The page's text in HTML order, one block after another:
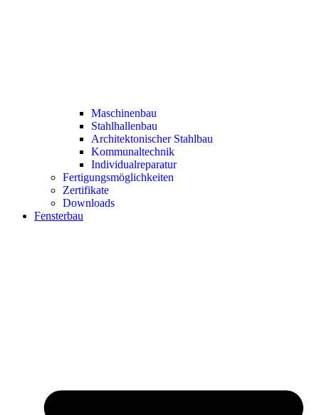
Maschinenbau
Stahlhallenbau
Architektonischer Stahlbau
Kommunaltechnik
Individualreparatur
Fertigungsmöglichkeiten
Zertifikate
Downloads
Fensterbau